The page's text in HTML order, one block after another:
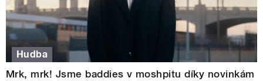
Hudba
Mrk, mrk! Jsme baddies v moshpitu díky novinkám